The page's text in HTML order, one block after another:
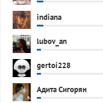
indiana
lubov_an
gertoi228
Адита Сигорян